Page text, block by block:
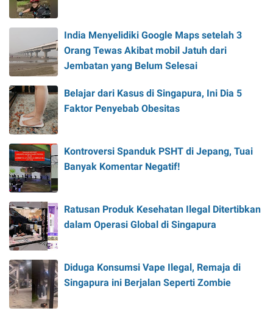
India Menyelidiki Google Maps setelah 3
Orang Tewas Akibat mobil Jatuh dari
Jembatan yang Belum Selesai
Belajar dari Kasus di Singapura, Ini Dia 5
Faktor Penyebab Obesitas
Kontroversi Spanduk PSHT di Jepang, Tuai
Banyak Komentar Negatif!
Ratusan Produk Kesehatan Ilegal Ditertibkan
dalam Operasi Global di Singapura
Diduga Konsumsi Vape Ilegal, Remaja di
Singapura ini Berjalan Seperti Zombie